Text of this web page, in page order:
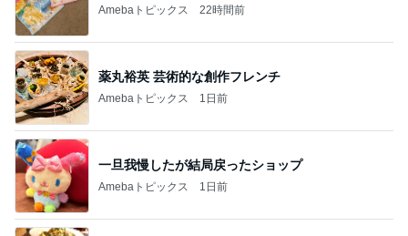
Amebaトピックス 22時間前
薬丸裕英 芸術的な創作フレンチ
Amebaトピックス 1日前
一旦我慢したが結局戻ったショップ
Amebaトピックス 1日前